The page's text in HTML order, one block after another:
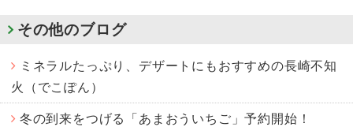
その他のブログ
ミネラルたっぷり、デザートにもおすすめの長崎不知
火（でこぽん）
冬の到来をつげる「あまおういちご」予約開始！